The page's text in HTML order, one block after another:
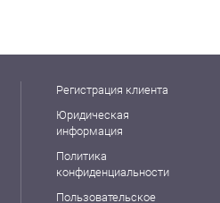
Регистрация клиента
Юридическая
информация
Политика
конфиденциальности
Пользовательское